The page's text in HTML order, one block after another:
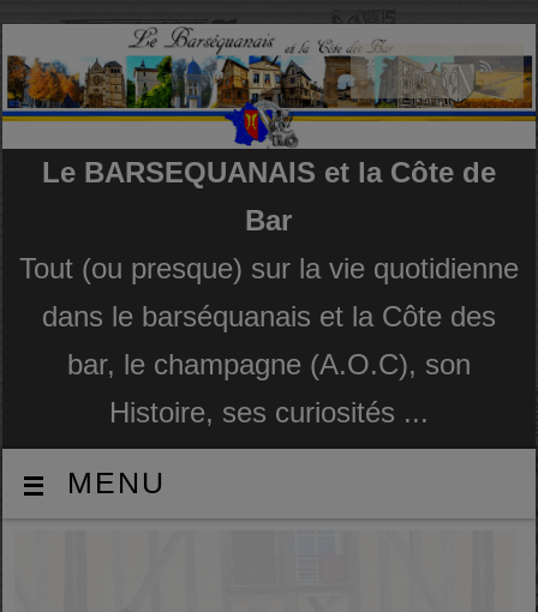
Le BARSEQUANAIS et la Côte de
Bar
Tout (ou presque) sur la vie quotidienne
dans le barséquanais et la Côte des
bar, le champagne (A.O.C), son
Histoire, ses curiosités ...
MENU